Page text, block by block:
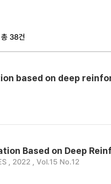
총 38건
based on deep
Based on Deep
, 2022 , Vol.15 No.12